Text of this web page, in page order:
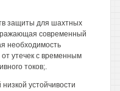
защиты для шахтных
современный
необходимость
утечек с временным
токов;.
устойчивости